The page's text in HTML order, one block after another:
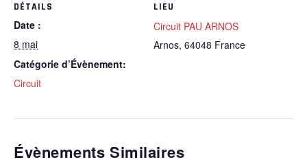
DÉTAILS
Date :
8 mai
Catégorie d’Évènement:
Circuit
LIEU
Circuit PAU ARNOS
Arnos, 64048 France
Évènements Similaires